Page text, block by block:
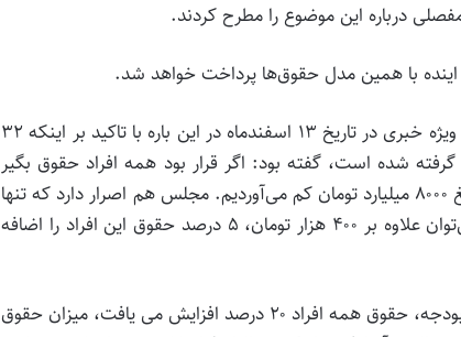
درباره این موضوع را مطرح کردند.
اینده با همین مدل حقوق‌ها پرداخت‌ خواهد شد.
محمدباقر نوبخت رئیس سازمان برنامه و بودجه در برنامه گفتگوی ویژه خبری در تاریخ ۱۳ اسفندماه در این باره با تاکید بر اینکه ۳۲
تومان اعتبار برای افزایش حقوق‌های سال ۹۸ در نظر گرفته شده است، گفته بود:‌ اگر قرار بود همه افراد حقوق بگیر
بالای دو میلیون تومان، ۱۰ درصد افزایش حقوق داشته باشند، مبلغ ۸۰۰۰ میلیارد تومان کم می‌آوردیم. مجلس هم اصرار دارد که تنها
همین پول را می‌توانیم توزیع کنیم که با این میزان بودجه تنها می‌توان علاوه بر ۴۰۰ هزار تومان، ۵ درصد حقوق این افراد را اضافه
طبق محاسبات سازمان برنامه و بودجه کشور، اگر بر مبنای لایحه بودجه،‌ حقوق‌ همه افراد ۲۰ درصد افزایش می یافت، میزان حقوق